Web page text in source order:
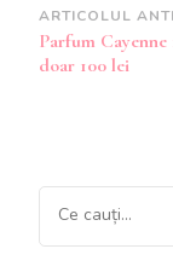
Navigare
în
ARTICOLUL
Parfum Cayenne
doar 100 lei
Cauți
ceva?